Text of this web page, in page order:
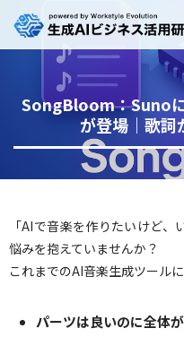
SongBloom：Suno
が登場｜歌詞
「AIで音楽を作りたいけど
悩みを抱えていませんか？
これまでのAI音楽生成ツール
パーツは良いのに全体